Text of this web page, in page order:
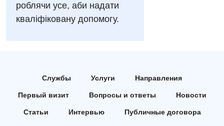
Отзывы
УЗИ
Акушерство и гинекология
Аллергология, иммунология
Андрология
роблячи усе, аби надати
кваліфіковану допомогу.
Службы Услуги Направления
Первый визит Вопросы и ответы Новости
Статьи Интервью Публичные договора